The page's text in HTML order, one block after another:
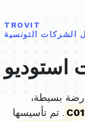
TROVIT
الشركات التونسية
استوديو
بسيطة،
. تم تأسيسها